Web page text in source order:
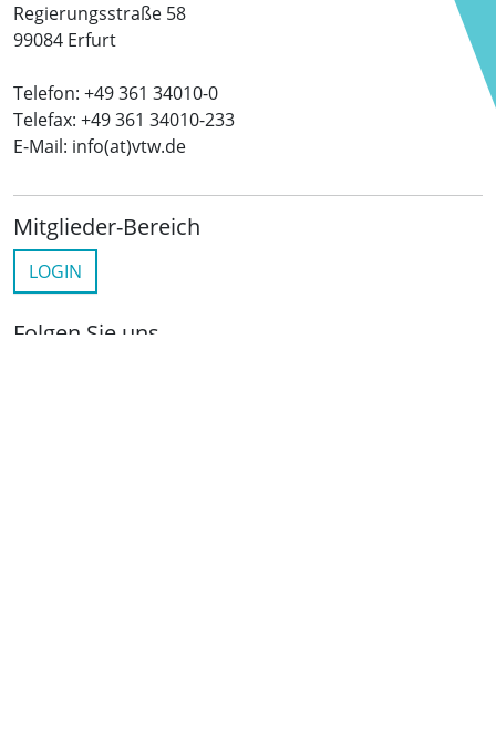
Regierungsstraße 58
99084 Erfurt
Telefon: +49 361 34010-0
Telefax: +49 361 34010-233
E-Mail: info(at)vtw.de
Mitglieder-Bereich
LOGIN
Folgen Sie uns